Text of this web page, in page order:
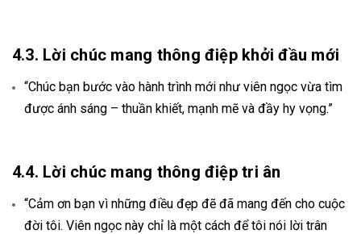
4.3. Lời chúc mang thông điệp khởi đầu mới
“Chúc bạn bước vào hành trình mới như viên ngọc vừa tìm
được ánh sáng – thuần khiết, mạnh mẽ và đầy hy vọng.”
4.4. Lời chúc mang thông điệp tri ân
“Cảm ơn bạn vì những điều đẹp đẽ đã mang đến cho cuộc
đời tôi. Viên ngọc này chỉ là một cách để tôi nói lời trân